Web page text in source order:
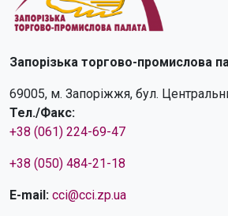
Запорізька торгово-промислова
69005, м. Запоріжжя, бул.
Тел./Факс:
+38 (061) 224-69-47
+38 (050) 484-21-18
E-mail: cci@cci.zp.ua